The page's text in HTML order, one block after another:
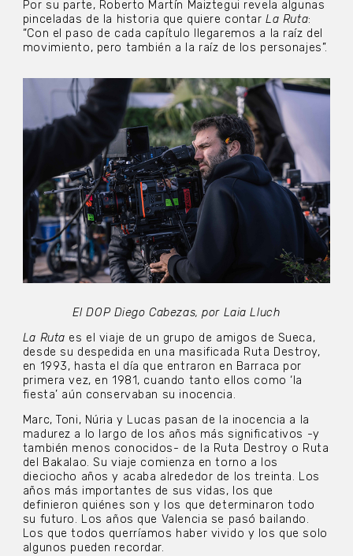
Por su parte, Roberto Martín Maiztegui revela algunas
pinceladas de la historia que quiere contarLa Ruta:
“Con el paso de cada capítulo llegaremos a la raíz del
movimiento, pero también a la raíz de los personajes”.
El DOP Diego Cabezas, por Laia Lluch
La Ruta es el viaje de un grupo de amigos de Sueca,
desde su despedida en una masificada Ruta Destroy,
en 1993, hasta el día que entraron en Barraca por
primera vez, en 1981, cuando tanto ellos como ‘la
fiesta’ aún conservaban su inocencia.
Marc, Toni, Núria y Lucas pasan de la inocencia a la
madurez a lo largo de los años más significativos -y
también menos conocidos- de la Ruta Destroy o Ruta
del Bakalao. Su viaje comienza en torno a los
dieciocho años y acaba alrededor de los treinta. Los
años más importantes de sus vidas, los que
definieron quiénes son y los que determinaron todo
su futuro. Los años que Valencia se pasó bailando.
Los que todos querríamos haber vivido y los que solo
algunos pueden recordar.